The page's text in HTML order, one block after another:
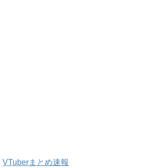
VTuberまとめ速報